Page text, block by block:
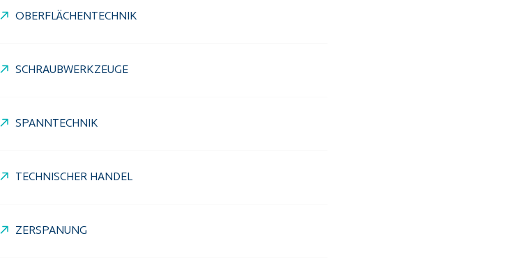
OBERFLÄCHENTECHNIK
SCHRAUBWERKZEUGE
SPANNTECHNIK
TECHNISCHER HANDEL
ZERSPANUNG